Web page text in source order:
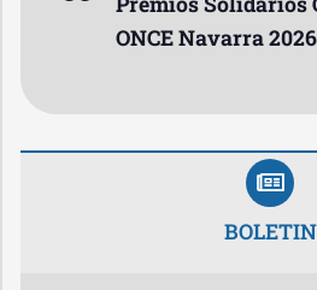
ONCE Navarra 2026
BOLETIN